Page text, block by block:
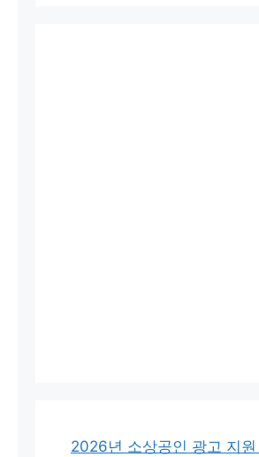
2026년 소상공인 광고 지